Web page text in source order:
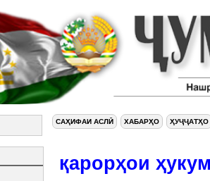
САҲИФАИ АСЛӢ ХАБАРҲО ҲУҶҶАТҲО
қарорҳои